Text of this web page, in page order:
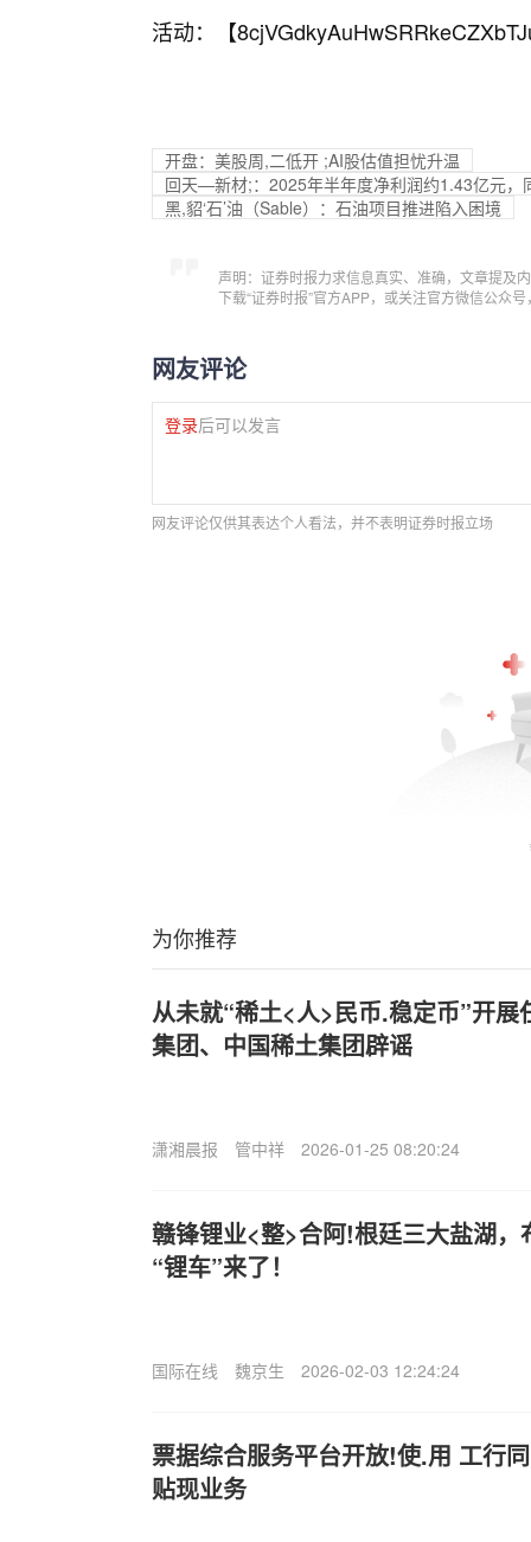
活动：【
开盘：美股周,二低开 ;AI股估值担忧升温
回天—新材;：2025年半年度净利润约1.43亿元，
黑,貂‘石’油（Sable）：石油项目推进陷入困境
声明：证券时报力求信息真实、准确，文章提及
下载“证券时报”官方APP，或关注官方微信公众
网友评论
登录后可以发言
网友评论仅供其表达个人看法，并不表明证券时报立场
为你推荐
从未就“稀土<人>民币.稳定币”开
集团、中国稀土集团辟谣
潇湘晨报 管中祥 2026-01-25 08:20:24
赣锋锂业<整>合阿!根廷三大盐湖，
“锂车”来了！
国际在线 魏京生 2026-02-03 12:24:24
票据综合服务平台开放!使.用 工行
贴现业务